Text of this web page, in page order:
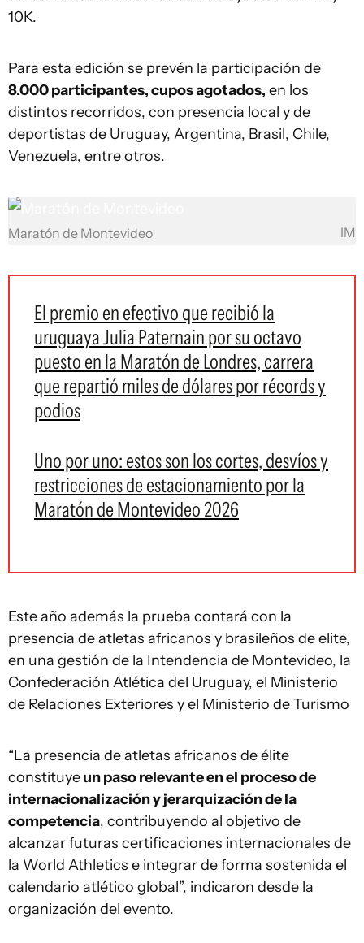
10K.
Para esta edición se prevén la participación de
8.000 participantes, cupos agotados, en los
distintos recorridos, con presencia local y de
deportistas de Uruguay, Argentina, Brasil, Chile,
Venezuela, entre otros.
Maratón de Montevideo IM
El premio en efectivo que recibió la
uruguaya Julia Paternain por su octavo
puesto en la Maratón de Londres, carrera
que repartió miles de dólares por récords y
podios
Uno por uno: estos son los cortes, desvíos y
restricciones de estacionamiento por la
Maratón de Montevideo 2026
Este año además la prueba contará con la
presencia de atletas africanos y brasileños de elite,
en una gestión de la Intendencia de Montevideo, la
Confederación Atlética del Uruguay, el Ministerio
de Relaciones Exteriores y el Ministerio de Turismo
“La presencia de atletas africanos de élite
constituyeun paso relevante en el proceso de
internacionalización y jerarquización de la
competencia, contribuyendo al objetivo de
alcanzar futuras certificaciones internacionales de
la World Athletics e integrar de forma sostenida el
calendario atlético global”, indicaron desde la
organización del evento.